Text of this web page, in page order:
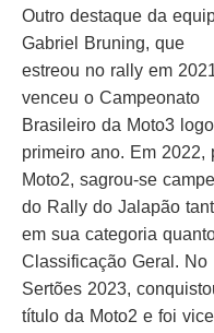
Outro destaque da
Gabriel Bruning, que
estreou no rally em
venceu o Campeonato
Brasileiro da Moto3
primeiro ano. Em 2022,
Moto2, sagrou-se
do Rally do Jalapão
em sua categoria
Classificação Geral. No
Sertões 2023,
título da Moto2 e foi